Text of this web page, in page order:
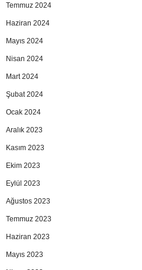
Temmuz 2024
Haziran 2024
Mayıs 2024
Nisan 2024
Mart 2024
Şubat 2024
Ocak 2024
Aralık 2023
Kasım 2023
Ekim 2023
Eylül 2023
Ağustos 2023
Temmuz 2023
Haziran 2023
Mayıs 2023